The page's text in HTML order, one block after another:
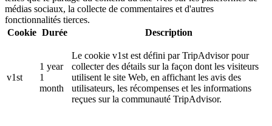
médias sociaux, la collecte de commentaires et d'autres
fonctionnalités tierces.
Cookie Durée Description
v1st
1 year
1
month
Le cookie v1st est défini par TripAdvisor pour
collecter des détails sur la façon dont les visiteurs
utilisent le site Web, en affichant les avis des
utilisateurs, les récompenses et les informations
reçues sur la communauté TripAdvisor.